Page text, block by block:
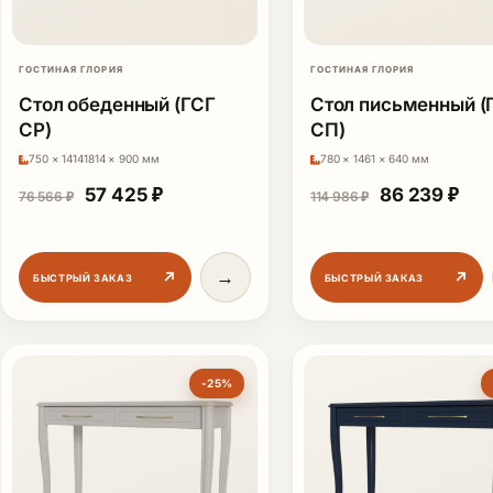
ГОСТИНАЯ ГЛОРИЯ
Стол обеденный (ГСГ
СР)
750 × 14141814 × 900 мм
76 566₽ Первоначальная цена составляла 76 566 ₽.
57 425₽Текущая цена: 57 425 ₽.
БЫСТРЫЙ ЗАКАЗ ↗ →
ГОСТИНАЯ ГЛОРИЯ
Стол письменный
СП)
780 × 1461 × 640 мм
114 986₽ 86 239 ₽
БЫСТРЫЙ ЗАКАЗ ↗
-25%